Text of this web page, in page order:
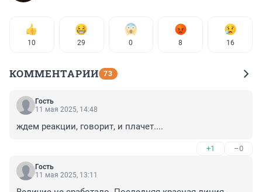
10 29 0 8 16
КОММЕНТАРИИ 73
Гость
11 мая 2025, 14:48
ждем реакции, говорит, и плачет....
+1 –0
Гость
11 мая 2025, 13:11